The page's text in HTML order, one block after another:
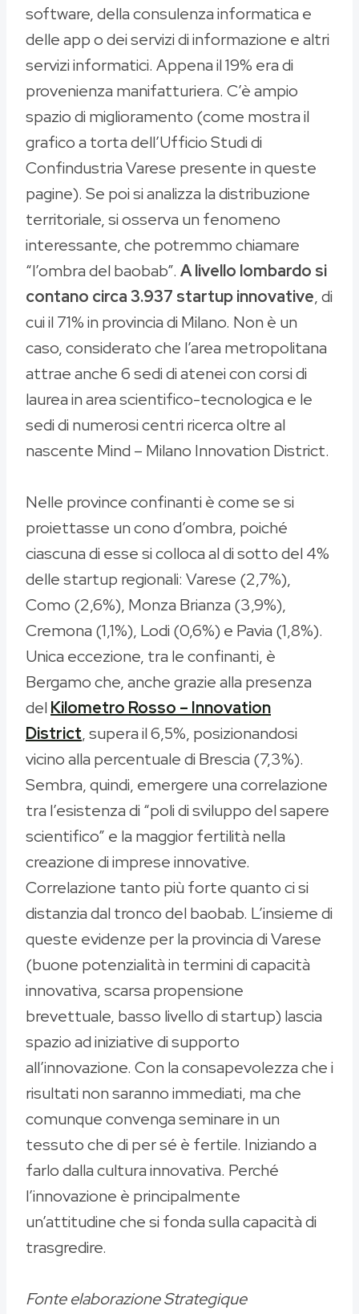
software, della consulenza informatica e
delle app o dei servizi di informazione e altri
servizi informatici. Appena il 19% era di
provenienza manifatturiera. C’è ampio
spazio di miglioramento (come mostra il
grafico a torta dell’Ufficio Studi di
Confindustria Varese presente in queste
pagine). Se poi si analizza la distribuzione
territoriale, si osserva un fenomeno
interessante, che potremmo chiamare
“l’ombra del baobab”. A livello lombardo si
contano circa 3.937 startup innovative, di
cui il 71% in provincia di Milano. Non è un
caso, considerato che l’area metropolitana
attrae anche 6 sedi di atenei con corsi di
laurea in area scientifico-tecnologica e le
sedi di numerosi centri ricerca oltre al
nascente Mind – Milano Innovation District.
Nelle province confinanti è come se si
proiettasse un cono d’ombra, poiché
ciascuna di esse si colloca al di sotto del 4%
delle startup regionali: Varese (2,7%),
Como (2,6%), Monza Brianza (3,9%),
Cremona (1,1%), Lodi (0,6%) e Pavia (1,8%).
Unica eccezione, tra le confinanti, è
Bergamo che, anche grazie alla presenza
delKilometro Rosso – Innovation
District, supera il 6,5%, posizionandosi
vicino alla percentuale di Brescia (7,3%).
Sembra, quindi, emergere una correlazione
tra l’esistenza di “poli di sviluppo del sapere
scientifico” e la maggior fertilità nella
creazione di imprese innovative.
Correlazione tanto più forte quanto ci si
distanzia dal tronco del baobab. L’insieme di
queste evidenze per la provincia di Varese
(buone potenzialità in termini di capacità
innovativa, scarsa propensione
brevettuale, basso livello di startup) lascia
spazio ad iniziative di supporto
all’innovazione. Con la consapevolezza che i
risultati non saranno immediati, ma che
comunque convenga seminare in un
tessuto che di per sé è fertile. Iniziando a
farlo dalla cultura innovativa. Perché
l’innovazione è principalmente
un’attitudine che si fonda sulla capacità di
trasgredire.
Fonte elaborazione Strategique